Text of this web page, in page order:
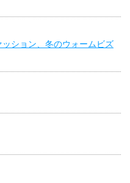
ッション、冬のウォームビズ